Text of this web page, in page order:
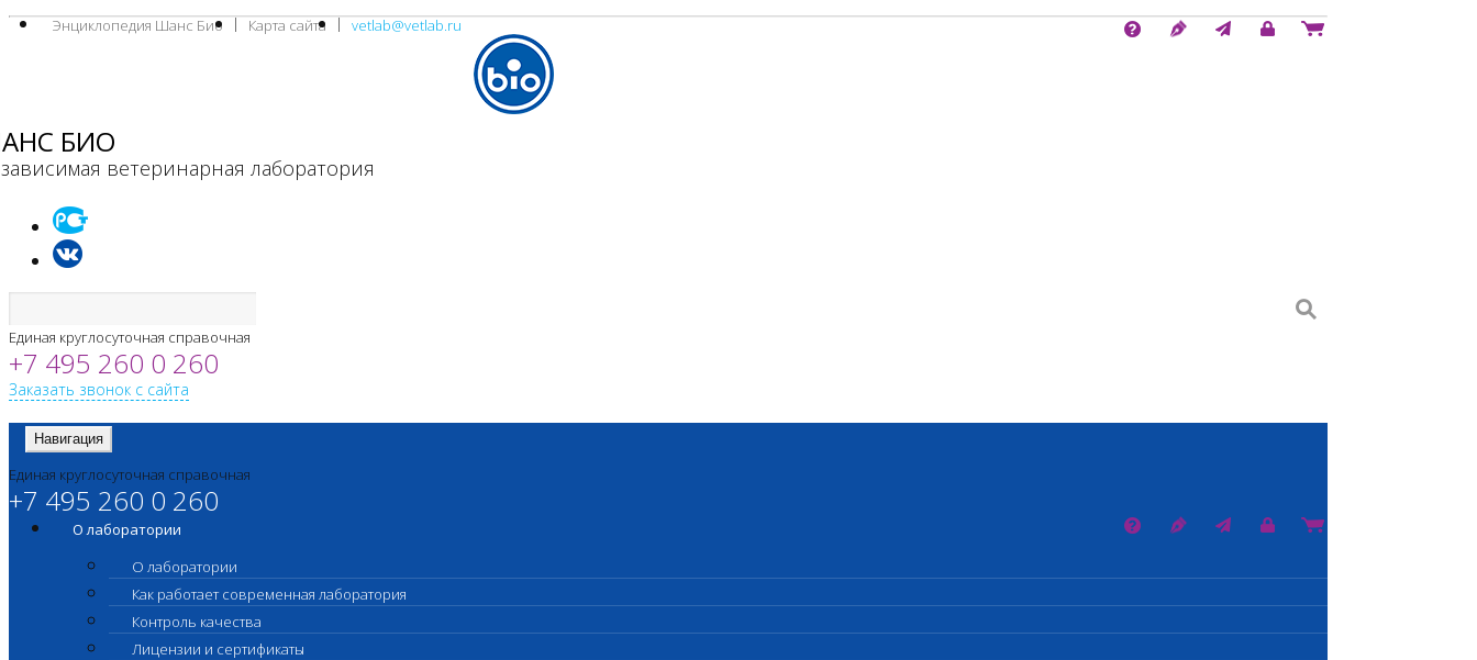
Энциклопедия Шанс Био Карта сайта vetlab@vetlab.ru
БИО
ветеринарная лаборатория
Единая круглосуточная справочная
+7 495 260 0 260
Заказать звонок с сайта
Навигация
Единая круглосуточная справочная
+7 495 260 0 260
О лаборатории
О лаборатории
Как работает современная лаборатория
Контроль качества
Лицензии и сертификаты